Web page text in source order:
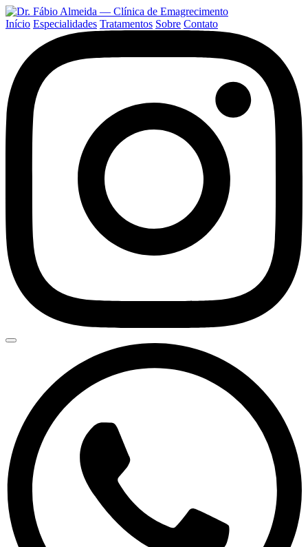
Início Especialidades Tratamentos Sobre Contato